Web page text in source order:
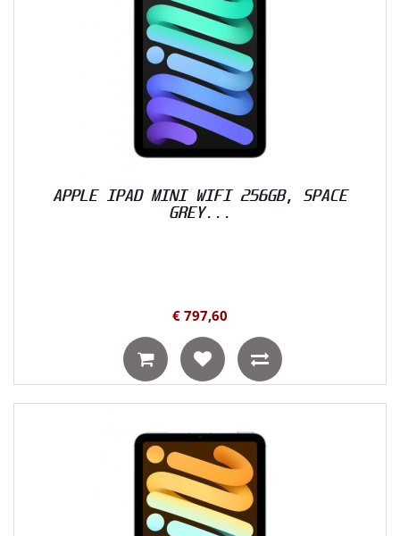
APPLE IPAD MINI WIFI 256GB, SPACE
GREY...
€ 797,60